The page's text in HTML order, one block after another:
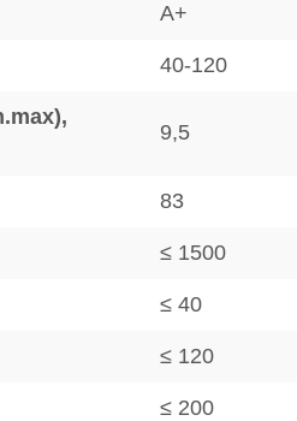
A+
40-120
9,5
83
≤ 1500
≤ 40
≤ 120
≤ 200